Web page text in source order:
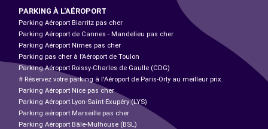
PARKING À L'AÉROPORT
Parking Aéroport Biarritz pas cher
Parking Aéroport de Cannes - Mandelieu pas cher
Parking Aéroport Nîmes pas cher
Parking pas cher à l’Aéroport de Toulon
Parking Aéroport Roissy-Charles de Gaulle (CDG)
# Réservez votre parking à l'Aéroport de Paris-Orly au meilleur prix.
Parking Aéroport Nice pas cher
Parking Aéroport Lyon-Saint-Exupéry (LYS)
Parking aéroport Marseille pas cher
Parking Aéroport Bâle-Mulhouse (BSL)